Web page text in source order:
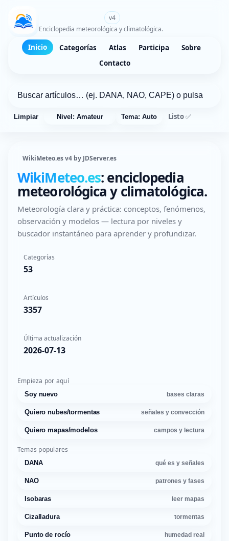
v4
Enciclopedia meteorológica y climatológica.
Inicio Categorías Atlas Participa
Sobre
Contacto
Limpiar Nivel: Amateur Tema: Auto Listo ✅
WikiMeteo.es v4 by JDServer.es
WikiMeteo.es: enciclopedia
meteorológica y climatológica.
Meteorología clara y práctica: conceptos, fenómenos,
observación y modelos — lectura por niveles y
buscador instantáneo para aprender y profundizar.
Categorías
53
Artículos
3357
Última actualización
2026-07-13
Empieza por aquí
Soy nuevo bases claras
Quiero nubes/tormentas señales y convección
Quiero mapas/modelos campos y lectura
Temas populares
DANA qué es y señales
NAO patrones y fases
Isobaras leer mapas
Cizalladura tormentas
Punto de rocío humedad real